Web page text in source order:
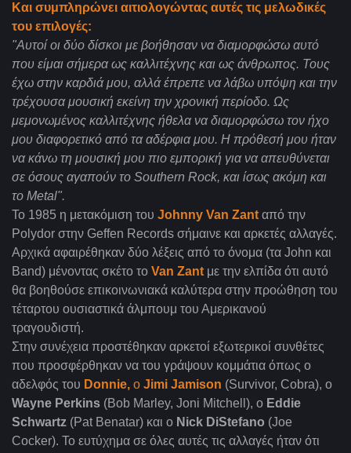
Και συμπληρώνει αιτιολογώντας αυτές τις μελωδικές
του επιλογές:
"Αυτοί οι δύο δίσκοι με βοήθησαν να διαμορφώσω αυτό
που είμαι σήμερα ως καλλιτέχνης και ως άνθρωπος. Τους
έχω στην καρδιά μου, αλλά έπρεπε να λάβω υπόψη και την
τρέχουσα μουσική εκείνη την χρονική περίοδο. Ως
μεμονωμένος καλλιτέχνης ήθελα να διαμορφώσω τον ήχο
μου διαφορετικό από τα αδέρφια μου. Η πρόθεσή μου ήταν
να κάνω τη μουσική μου πιο εμπορική για να απευθύνεται
σε όσους αγαπούν το Southern Rock, και ίσως ακόμη και
το Metal".
Το 1985 η μετακόμιση του Johnny Van Zant από την
Polydor στην Geffen Records σήμαινε και αρκετές αλλαγές.
Αρχικά αφαιρέθηκαν δύο λέξεις από το όνομα (τα John και
Band) μένοντας σκέτο το Van Zant με την ελπίδα ότι αυτό
θα βοηθούσε επικοινωνιακά καλύτερα στην προώθηση του
τέταρτου ουσιαστικά άλμπουμ του Αμερικανού
τραγουδιστή.
Στην συνέχεια προστέθηκαν αρκετοί εξωτερικοί συνθέτες
που προσφέρθηκαν να του γράψουν κομμάτια όπως ο
αδελφός του Donnie, o Jimi Jamison (Survivor, Cobra), o
Wayne Perkins (Bob Marley, Joni Mitchell), o Eddie
Schwartz (Pat Benatar) και ο Nick DiStefano (Joe
Cocker). Το ευτύχημα σε όλες αυτές τις αλλαγές ήταν ότι